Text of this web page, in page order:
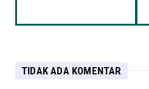
TIDAK ADA KOMENTAR